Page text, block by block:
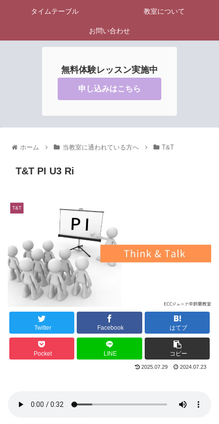
タイムテーブル 教室について
お問い合わせ
無料体験レッスン実施中
申し込みはこちら
ホーム 当教室に通われている方へ T&T
T&T PI U3 Ri
T&T
Twitter Facebook はてブ
Pocket LINE コピー
2025.07.29 2024.07.23